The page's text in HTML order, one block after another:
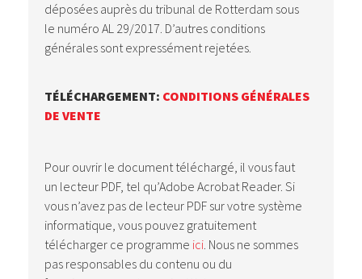
déposées auprès du tribunal de Rotterdam sous
le numéro AL 29/2017. D’autres conditions
générales sont expressément rejetées.
TÉLÉCHARGEMENT: CONDITIONS GÉNÉRALES
DE VENTE
Pour ouvrir le document téléchargé, il vous faut
un lecteur PDF, tel qu’Adobe Acrobat Reader. Si
vous n’avez pas de lecteur PDF sur votre système
informatique, vous pouvez gratuitement
télécharger ce programme ici. Nous ne sommes
pas responsables du contenu ou du